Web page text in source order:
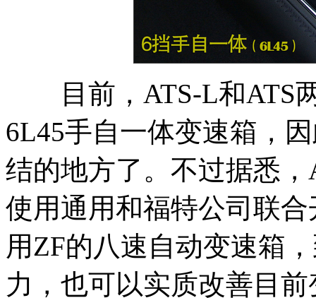
目前，ATS-L和ATS
6L45手自一体变速箱，
结的地方了。不过据悉
使用通用和福特公司联
用ZF的八速自动变速箱
力，也可以实质改善目